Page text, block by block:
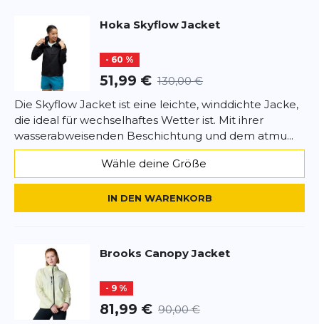
Hoka Skyflow Jacket
- 60 %
51,99 € 130,00 €
Die Skyflow Jacket ist eine leichte, winddichte Jacke,
die ideal für wechselhaftes Wetter ist. Mit ihrer
wasserabweisenden Beschichtung und dem atmu...
Wähle deine Größe
IN DEN WARENKORB
Brooks Canopy Jacket
- 9 %
81,99 € 90,00 €